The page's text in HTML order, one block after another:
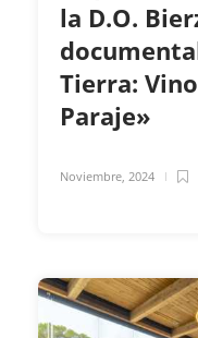
la D.O.
Tierra:
Paraje»
Noviembre, 2024